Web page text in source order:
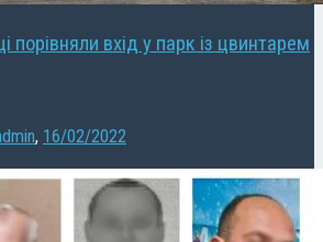
порівняли вхід у парк із цвинтарем
, 16/02/2022